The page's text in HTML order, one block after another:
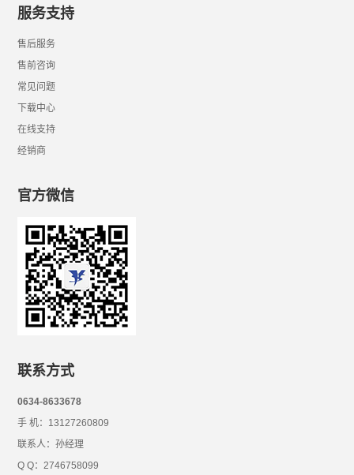
服务支持
售后服务
售前咨询
常见问题
下载中心
在线支持
经销商
官方微信
联系方式
0634-8633678
手 机：13127260809
联系人：孙经理
Q Q：2746758099